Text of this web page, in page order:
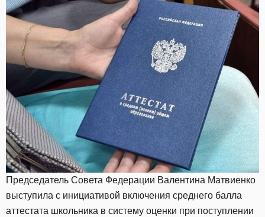
Председатель Совета Федерации Валентина Матвиенко
выступила с инициативой включения среднего балла
аттестата школьника в систему оценки при поступлении